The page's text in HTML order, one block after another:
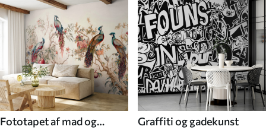
Fototapet af mad og
Graffiti og gadekunst